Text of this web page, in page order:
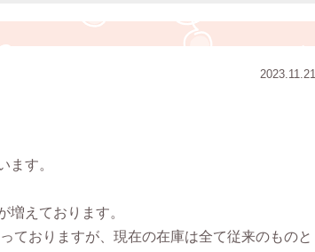
2023.11.21
ます。
増えております。
ておりますが、現在の在庫は全て従来のものと